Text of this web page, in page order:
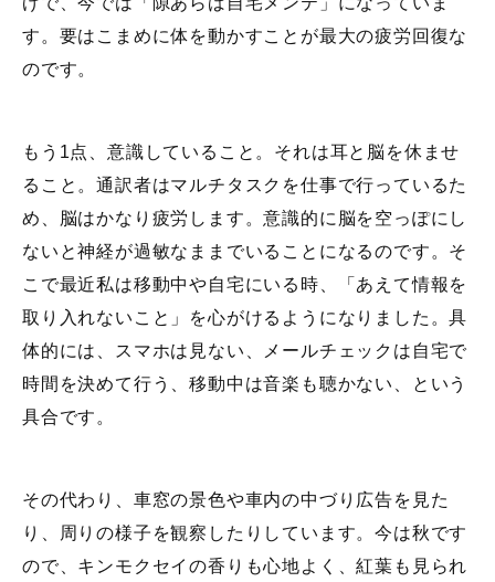
す。要はこまめに体を動かすことが最大の疲労回復な
のです。
もう1点、意識していること。それは耳と脳を休ませ
ること。通訳者はマルチタスクを仕事で行っているた
め、脳はかなり疲労します。意識的に脳を空っぽにし
ないと神経が過敏なままでいることになるのです。そ
こで最近私は移動中や自宅にいる時、「あえて情報を
取り入れないこと」を心がけるようになりました。具
体的には、スマホは見ない、メールチェックは自宅で
時間を決めて行う、移動中は音楽も聴かない、という
具合です。
その代わり、車窓の景色や車内の中づり広告を見た
り、周りの様子を観察したりしています。今は秋です
ので、キンモクセイの香りも心地よく、紅葉も見られ